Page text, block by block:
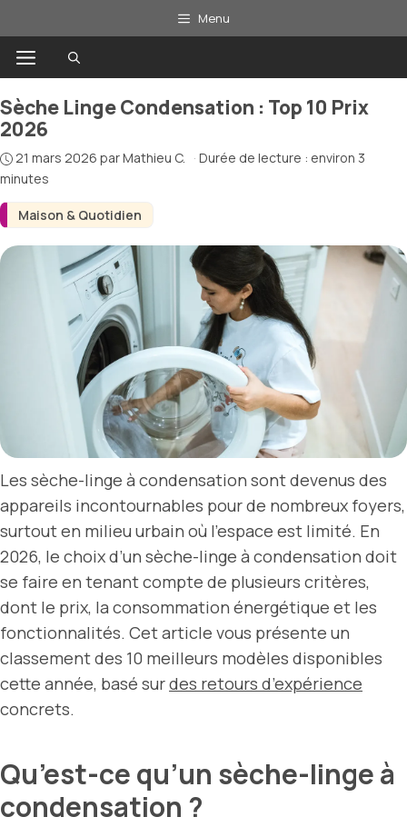
au
contenu
Menu
Menu
Maison & Quotidien
Sèche Linge Condensation : Top 10 Prix
2026
21 mars 2026 parMathieu C. · Durée de lecture : environ 3
minutes
Les sèche-linge à condensation sont devenus des
appareils incontournables pour de nombreux foyers,
surtout en milieu urbain où l’espace est limité. En
2026, le choix d’un sèche-linge à condensation doit
se faire en tenant compte de plusieurs critères,
dont le prix, la consommation énergétique et les
fonctionnalités. Cet article vous présente un
classement des 10 meilleurs modèles disponibles
cette année, basé surdes retours d’expérience
concrets.
Qu’est-ce qu’un sèche-linge à
condensation ?